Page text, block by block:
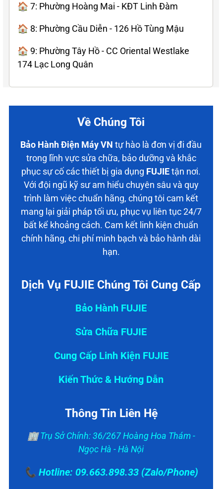
🏠 7: Phường Hoàng Mai - KĐT Linh Đàm
🏠 8: Phường Cầu Diễn - 126 Hồ Tùng Mậu
🏠 9: Phường Tây Hồ - CC Oriental Westlake
174 Lạc Long Quân
Về Chúng Tôi
Bảo Hành Điện Máy VN tự hào là đơn vị đi đầu
trong lĩnh vực sửa chữa, bảo dưỡng và khắc
phục sự cố các thiết bị gia dụng FUJIEtận nơi.
Với đội ngũ kỹ sư am hiểu chuyên sâu và quy
trình làm việc chuẩn hãng, chúng tôi cam kết
mang lại giải pháp tối ưu, phục vụ liên tục 24/7
bất kể khoảng cách. Cam kết linh kiện chuẩn
chính hãng, chi phí minh bạch và bảo hành dài
hạn.
Dịch Vụ FUJIE Chúng Tôi Cung Cấp
Bảo Hành FUJIE
Sửa Chữa FUJIE
Cung Cấp Linh Kiện FUJIE
Kiến Thức & Hướng Dẫn
Thông Tin Liên Hệ
🏢 Trụ Sở Chính: 36/267 Hoàng Hoa Thám -
Ngọc Hà - Hà Nội
📞 Hotline: 09.663.898.33 (Zalo/Phone)